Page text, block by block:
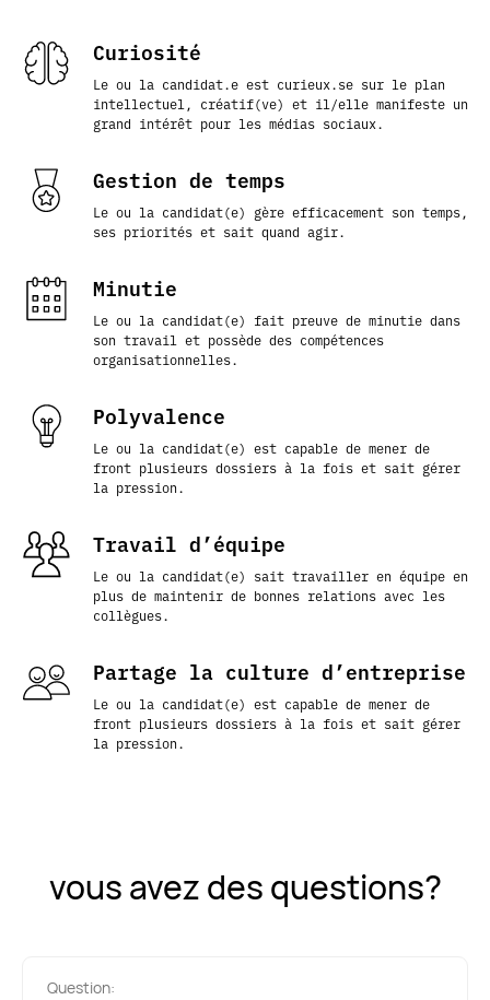
Curiosité
Le ou la candidat.e est curieux.se sur le plan
intellectuel, créatif(ve) et il/elle manifeste un
grand intérêt pour les médias sociaux.
Gestion de temps
Le ou la candidat(e) gère efficacement son temps,
ses priorités et sait quand agir.
Minutie
Le ou la candidat(e) fait preuve de minutie dans
son travail et possède des compétences
organisationnelles.
Polyvalence
Le ou la candidat(e) est capable de mener de
front plusieurs dossiers à la fois et sait gérer
la pression.
Travail d’équipe
Le ou la candidat(e) sait travailler en équipe en
plus de maintenir de bonnes relations avec les
collègues.
Partage la culture d’entreprise
Le ou la candidat(e) est capable de mener de
front plusieurs dossiers à la fois et sait gérer
la pression.
vous avez des questions?
Question: